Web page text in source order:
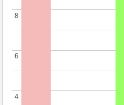
4
4
6
6
8
8